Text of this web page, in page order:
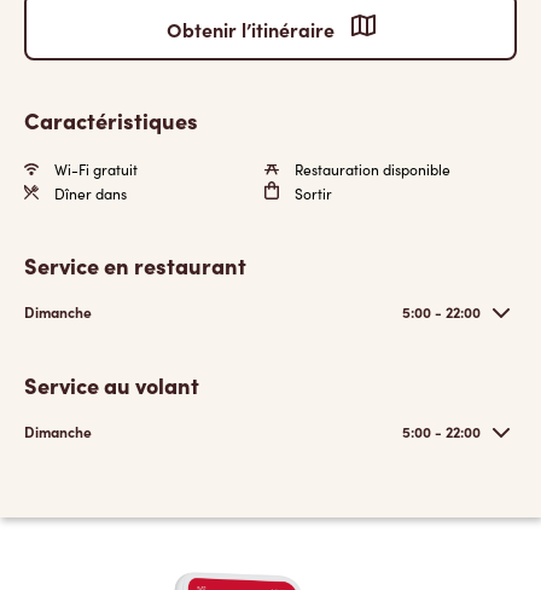
Obtenir l’itinéraire
Caractéristiques
Wi-Fi gratuit
Restauration disponible
Dîner dans
Sortir
Service en restaurant
Dimanche 5:00 - 22:00
Service au volant
Dimanche 5:00 - 22:00